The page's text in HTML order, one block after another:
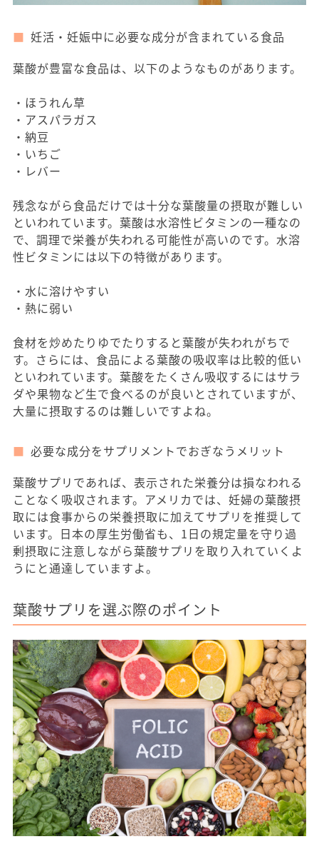
妊活・妊娠中に必要な成分が含まれている食品
葉酸が豊富な食品は、以下のようなものがあります。
・ほうれん草
・アスパラガス
・納豆
・いちご
・レバー
残念ながら食品だけでは十分な葉酸量の摂取が難しい
といわれています。葉酸は水溶性ビタミンの一種なの
で、調理で栄養が失われる可能性が高いのです。水溶
性ビタミンには以下の特徴があります。
・水に溶けやすい
・熱に弱い
食材を炒めたりゆでたりすると葉酸が失われがちで
す。さらには、食品による葉酸の吸収率は比較的低い
といわれています。葉酸をたくさん吸収するにはサラ
ダや果物など生で食べるのが良いとされていますが、
大量に摂取するのは難しいですよね。
必要な成分をサプリメントでおぎなうメリット
葉酸サプリであれば、表示された栄養分は損なわれる
ことなく吸収されます。アメリカでは、妊婦の葉酸摂
取には食事からの栄養摂取に加えてサプリを推奨して
います。日本の厚生労働省も、1日の規定量を守り過
剰摂取に注意しながら葉酸サプリを取り入れていくよ
うにと通達していますよ。
葉酸サプリを選ぶ際のポイント